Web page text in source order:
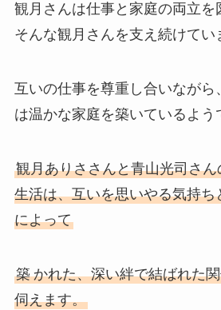
観月さんは仕事と家庭の両立を
そんな観月さんを支え続けてい
互いの仕事を尊重し合いながら
は温かな家庭を築いているよう
観月ありささんと青山光司さ
生活は、互いを思いやる気持ち
によって
築 かれた、深い絆で結ばれた
伺えます。